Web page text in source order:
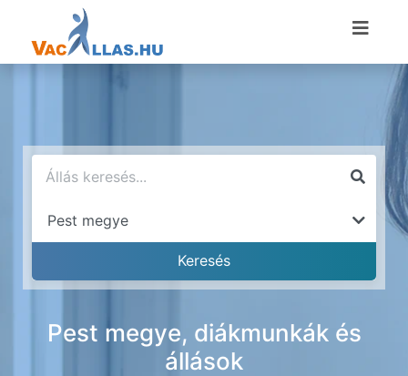
Pest megye, diákmunkák és
állások